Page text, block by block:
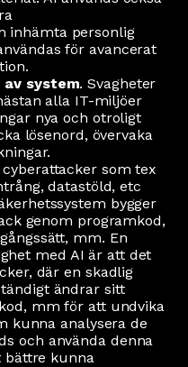
inhämta personlig
för avancerat
av system. Svagheter
alla IT-miljöer
nya och otroligt
lösenord, övervaka
som tex
datastöld, etc
bygger
genom programkod,
mm. En
med AI är att det
där en skadlig
ändrar sitt
mm för att undvika
kunna analysera de
och använda denna
bättre kunna